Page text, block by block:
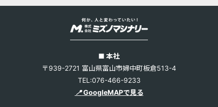
■ 本社
〒939-2721 富山県富山市婦中町板倉513-4
TEL:076-466-9233
📍 GoogleMAPで見る